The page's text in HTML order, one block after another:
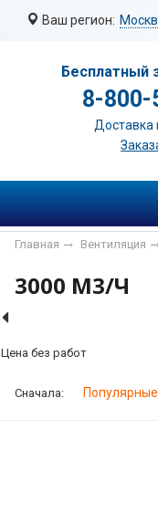
Ваш регион:
Бесплатный
8-800-
Доставка
Главная Вентиляция
3000 М3/Ч
Цена без работ
Сначала: Популярные